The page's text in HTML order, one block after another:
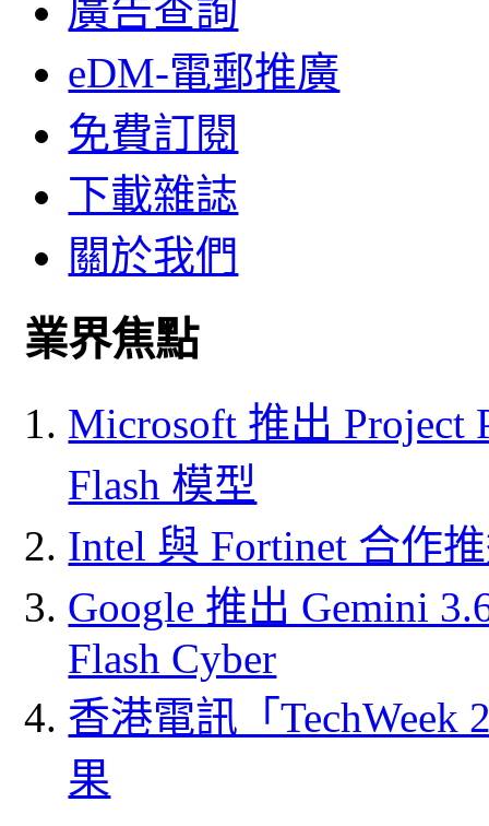
廣告查詢
eDM-電郵推廣
免費訂閱
下載雜誌
關於我們
業界焦點
Microsoft 推出 Project
Flash 模型
Intel 與 Fortinet 合作
Google 推出 Gemini
Flash Cyber
香港電訊「
果